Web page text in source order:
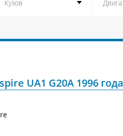
UA1 G20A 1996 года